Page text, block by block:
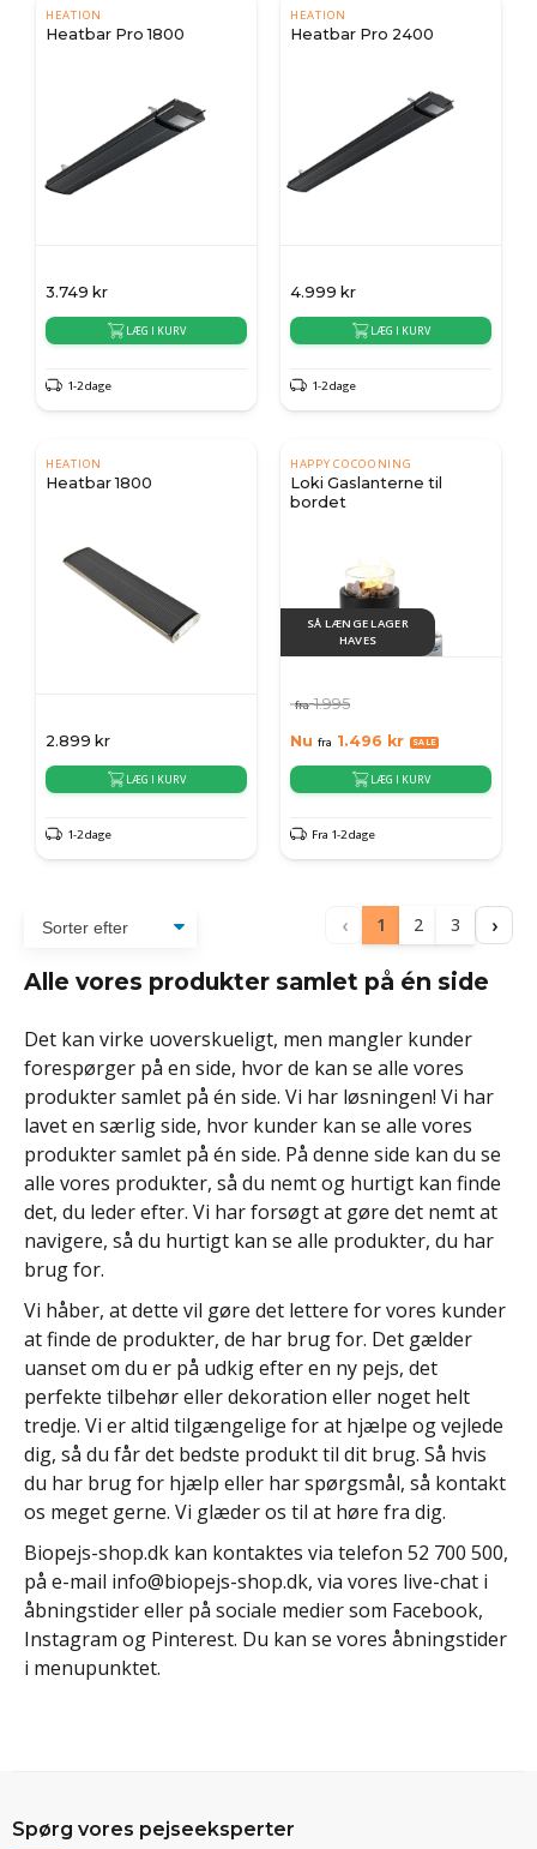
HEATION
Heatbar Pro 1800
3.749 kr
LÆG I KURV
1-2 dage
HEATION
Heatbar Pro 2400
4.999 kr
LÆG I KURV
1-2 dage
HEATION
Heatbar 1800
2.899 kr
LÆG I KURV
1-2 dage
HAPPY COCOONING
Loki Gaslanterne til
bordet
SÅ LÆNGE LAGER
HAVES
fra 1.995
Nu fra 1.496 kr
LÆG I KURV
Fra 1-2 dage
‹ 1 2 3 ›
Alle vores produkter samlet på én side
Det kan virke uoverskueligt, men mangler kunder
forespørger på en side, hvor de kan se alle vores
produkter samlet på én side. Vi har løsningen! Vi har
lavet en særlig side, hvor kunder kan se alle vores
produkter samlet på én side. På denne side kan du se
alle vores produkter, så du nemt og hurtigt kan finde
det, du leder efter. Vi har forsøgt at gøre det nemt at
navigere, så du hurtigt kan se alle produkter, du har
brug for.
Vi håber, at dette vil gøre det lettere for vores kunder
at finde de produkter, de har brug for. Det gælder
uanset om du er på udkig efter en ny pejs, det
perfekte tilbehør eller dekoration eller noget helt
tredje. Vi er altid tilgængelige for at hjælpe og vejlede
dig, så du får det bedste produkt til dit brug. Så hvis
du har brug for hjælp eller har spørgsmål, så kontakt
os meget gerne. Vi glæder os til at høre fra dig.
Biopejs-shop.dk kan kontaktes via telefon 52 700 500,
på e-mail info@biopejs-shop.dk, via vores live-chat i
åbningstider eller på sociale medier som Facebook,
Instagram og Pinterest. Du kan se vores åbningstider
i menupunktet.
Spørg vores pejseeksperter